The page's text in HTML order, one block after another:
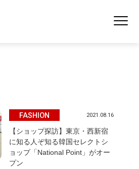
FASHION 2021.08.16
【ショップ探訪】東京・西新宿
に知る人ぞ知る韓国セレクトシ
ョップ「National Point」がオー
プン